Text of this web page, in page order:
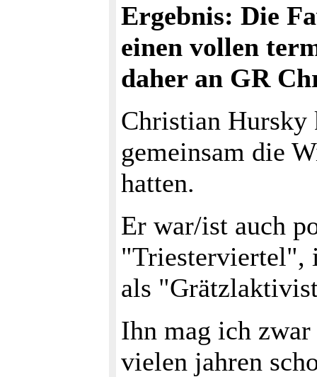
Ergebnis: Die
einen vollen
daher an GR
Christian Hursky
gemeinsam die
hatten.
Er war/ist auch
"Triesterviertel",
als
Ihn mag ich
vielen jahren